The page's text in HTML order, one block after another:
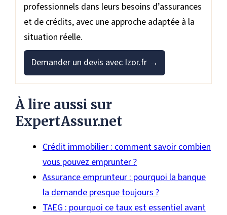
professionnels dans leurs besoins d’assurances
et de crédits, avec une approche adaptée à la
situation réelle.
Demander un devis avec Izor.fr →
À lire aussi sur
ExpertAssur.net
Crédit immobilier : comment savoir combien
vous pouvez emprunter ?
Assurance emprunteur : pourquoi la banque
la demande presque toujours ?
TAEG : pourquoi ce taux est essentiel avant